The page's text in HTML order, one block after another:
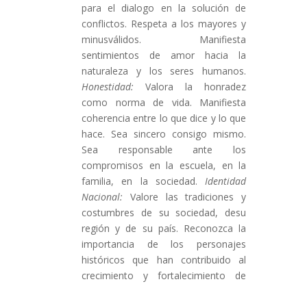
para el dialogo en la solución de
conflictos. Respeta a los mayores y
minusválidos. Manifiesta
sentimientos de amor hacia la
naturaleza y los seres humanos.
Honestidad:Valora la honradez
como norma de vida. Manifiesta
coherencia entre lo que dice y lo que
hace. Sea sincero consigo mismo.
Sea responsable ante los
compromisos en la escuela, en la
familia, en la sociedad.Identidad
Nacional: Valore las tradiciones y
costumbres de su sociedad, desu
región y de su país. Reconozca la
importancia de los personajes
históricos que han contribuido al
crecimiento y fortalecimiento de